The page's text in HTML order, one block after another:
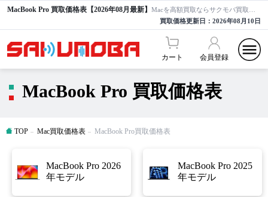
MacBook Pro 買取価格表【2026年08月最新】
買取価格更新日： 2026年08月10日
カート 会員登録
MacBook Pro 買取価格表
TOP Mac買取価格表 MacBook Pro買取価格表
MacBook Pro 2026
年モデル
MacBook Pro 2025
年モデル